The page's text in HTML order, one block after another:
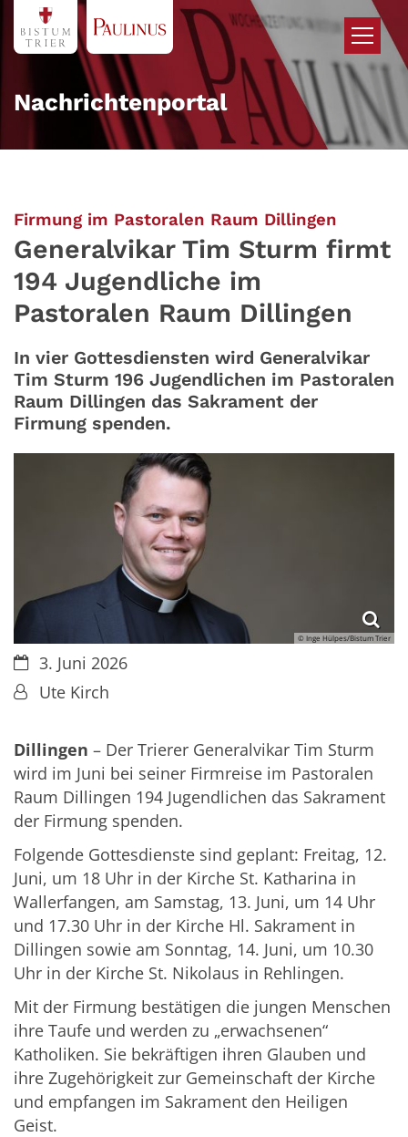
Zum Inhalt springen
Nachrichtenportal
Firmung im Pastoralen Raum Dillingen
Generalvikar Tim Sturm firmt
194 Jugendliche im
Pastoralen Raum Dillingen
In vier Gottesdiensten wird Generalvikar
Tim Sturm 196 Jugendlichen im Pastoralen
Raum Dillingen das Sakrament der
Firmung spenden.
© Inge Hülpes/Bistum Trier
Datum:
3. Juni 2026
Von:Ute Kirch
Dillingen – Der Trierer Generalvikar Tim Sturm
wird im Juni bei seiner Firmreise im Pastoralen
Raum Dillingen 194 Jugendlichen das Sakrament
der Firmung spenden.
Folgende Gottesdienste sind geplant: Freitag, 12.
Juni, um 18 Uhr in der Kirche St. Katharina in
Wallerfangen, am Samstag, 13. Juni, um 14 Uhr
und 17.30 Uhr in der Kirche Hl. Sakrament in
Dillingen sowie am Sonntag, 14. Juni, um 10.30
Uhr in der Kirche St. Nikolaus in Rehlingen.
Mit der Firmung bestätigen die jungen Menschen
ihre Taufe und werden zu „erwachsenen“
Katholiken. Sie bekräftigen ihren Glauben und
ihre Zugehörigkeit zur Gemeinschaft der Kirche
und empfangen im Sakrament den Heiligen
Geist.